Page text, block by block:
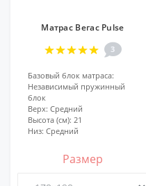
Матрас Вегас Pulse
3
Базовый блок матраса:
Независимый пружинный
блок
Верх: Средний
Высота (см): 21
Низ: Средний
Размер